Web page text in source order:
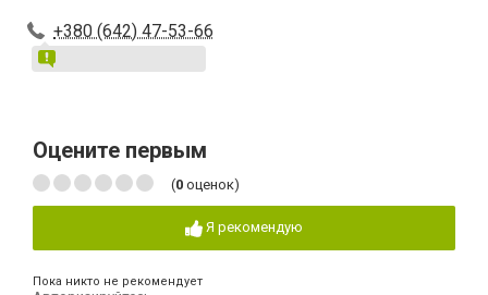
+380 (642) 47-53-66
Оцените первым
(0 оценок)
Я рекомендую
Пока никто не рекомендует